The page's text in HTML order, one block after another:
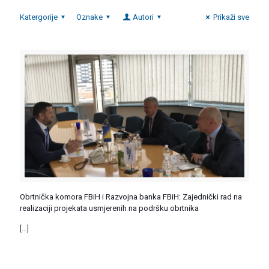
Katergorije Oznake Autori Prikaži sve
Obrtnička komora FBiH i Razvojna banka FBiH: Zajednički rad na
realizaciji projekata usmjerenih na podršku obrtnika
[…]